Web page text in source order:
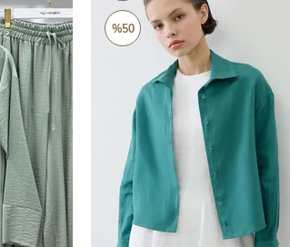
ÜRÜN
%50